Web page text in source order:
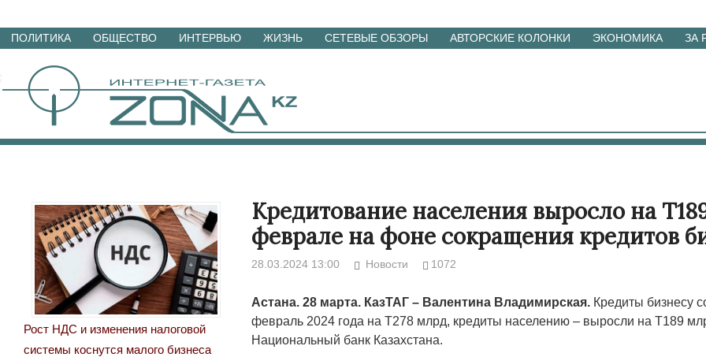
Перейти
материалам
ПОЛИТИКА ОБЩЕСТВО ИНТЕРВЬЮ ЖИЗНЬ СЕТЕВЫЕ ОБЗОРЫ АВТОРСКИЕ КОЛОНКИ ЭКОНОМИКА ЗА
Кредитование населения выросло на
феврале на фоне сокращения кредитов
28.03.2024 13:00 Новости 1072
Астана. 28 марта. КазТАГ – Валентина Владимирская. Кредиты бизнесу
февраль 2024 года на Т278 млрд, кредиты населению – выросли на Т189
Национальный банк Казахстана.
Рост НДС и изменения налоговой
системы коснутся малого бизнеса